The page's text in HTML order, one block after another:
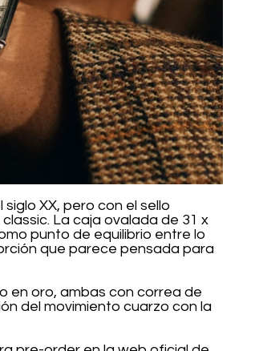
XX, pero con el sello
La caja ovalada de 31 x
punto de equilibrio entre lo
que parece pensada para
en oro, ambas con correa de
del movimiento cuarzo con la